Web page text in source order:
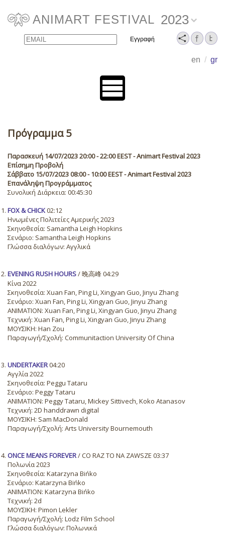
ANIMART FESTIVAL 2023
en / gr
Email Name
Πρόγραμμα 5
Παρασκευή 14/07/2023 20:00 - 22:00 EEST - Animart Festival 2023
Επίσημη Προβολή
Σάββατο 15/07/2023 08:00 - 10:00 EEST - Animart Festival 2023
Επανάληψη Προγράμματος
Συνολική Διάρκεια: 00:45:30
FOX & CHICK02:12
Ηνωμένες Πολιτείες Αμερικής 2023
Σκηνοθεσία: Samantha Leigh Hopkins
Σενάριο: Samantha Leigh Hopkins
Γλώσσα διαλόγων: Αγγλικά
EVENING RUSH HOURS/ 晚高峰 04:29
Κίνα 2022
Σκηνοθεσία: Xuan Fan, Ping Li, Xingyan Guo, Jinyu Zhang
Σενάριο: Xuan Fan, Ping Li, Xingyan Guo, Jinyu Zhang
ANIMATION: Xuan Fan, Ping Li, Xingyan Guo, Jinyu Zhang
Τεχνική: Xuan Fan, Ping Li, Xingyan Guo, Jinyu Zhang
ΜΟΥΣΙΚΗ: Han Zou
Παραγωγή/Σχολή: Communitaction University Of China
UNDERTAKER04:20
Αγγλία 2022
Σκηνοθεσία: Peggu Tataru
Σενάριο: Peggy Tataru
ANIMATION: Peggy Tataru, Mickey Sittivech, Koko Atanasov
Τεχνική: 2D handdrawn digital
ΜΟΥΣΙΚΗ: Sam MacDonald
Παραγωγή/Σχολή: Arts University Bournemouth
ONCE MEANS FOREVER/ CO RAZ TO NA ZAWSZE 03:37
Πολωνία 2023
Σκηνοθεσία: Katarzyna Bińko
Σενάριο: Katarzyna Bińko
ANIMATION: Katarzyna Bińko
Τεχνική: 2d
ΜΟΥΣΙΚΗ: Pimon Lekler
Παραγωγή/Σχολή: Lodz Film School
Γλώσσα διαλόγων: Πολωνικά